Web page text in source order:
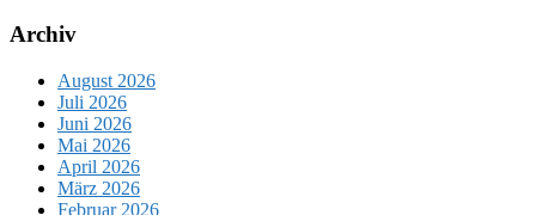
Archiv
August 2026
Juli 2026
Juni 2026
Mai 2026
April 2026
März 2026
Februar 2026